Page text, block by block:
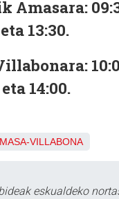
Amasara:
13:30.
14:00.
VILLABONA
eskualdeko